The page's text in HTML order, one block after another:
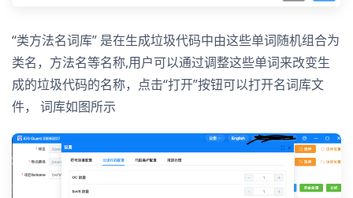
“类方法名词库” 是在生成垃圾代码中由这些单词随机组合为
类名，方法名等名称,用户可以通过调整这些单词来改变生
成的垃圾代码的名称，点击“打开”按钮可以打开名词库文
件， 词库如图所示